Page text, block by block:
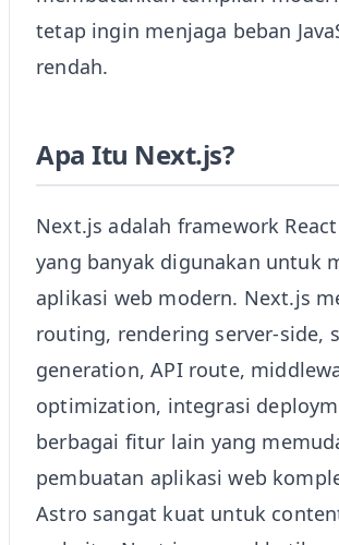
tetap ingin menjaga beban
rendah.
Apa Itu Next.js?
Next.js adalah framework
yang banyak digunakan untuk
aplikasi web modern. Next.js
routing, rendering server-side,
generation, API route,
optimization, integrasi
berbagai fitur lain yang
pembuatan aplikasi web
Astro sangat kuat untuk